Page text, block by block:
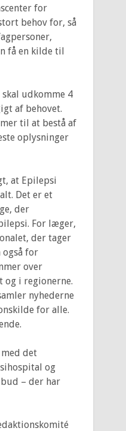
for
behov for, så
få en kilde til
udkomme 4
af behovet.
til at bestå af
oplysninger
at Epilepsi
Det er et
der
For læger,
der tager
også for
over
og i regionerne.
nyhederne
for alle.
det
og
– der har